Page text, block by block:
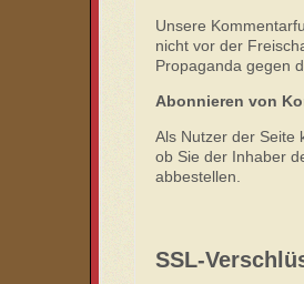
Unsere
nicht vor der
Propaganda gegen
Abonnieren von
Als Nutzer der Seite
ob Sie der Inhaber
abbestellen.
SSL-